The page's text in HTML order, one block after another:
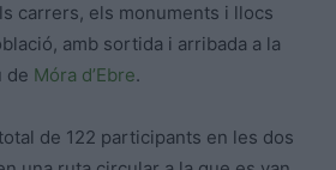
carrers, els monuments i llocs
amb sortida i arribada a la
de Móra d’Ebre.
de 122 participants en les dos